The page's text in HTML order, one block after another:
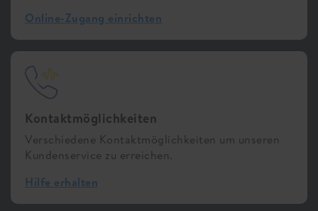
Online-Zugang einrichten
Kontaktmöglichkeiten
Verschiedene Kontaktmöglichkeiten um unseren
Kundenservice zu erreichen.
Hilfe erhalten